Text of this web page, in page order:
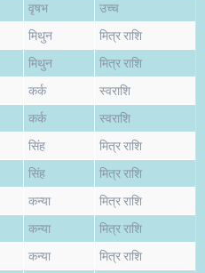
वृषभ उच्च
मिथुन मित्र राशि
मिथुन मित्र राशि
कर्क स्वराशि
कर्क स्वराशि
सिंह मित्र राशि
सिंह मित्र राशि
कन्या मित्र राशि
कन्या मित्र राशि
कन्या मित्र राशि